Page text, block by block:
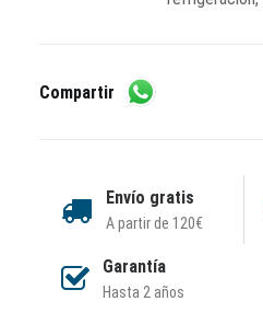
Compartir
Envío gratis
A partir de 120€
Garantía
Hasta 2 años